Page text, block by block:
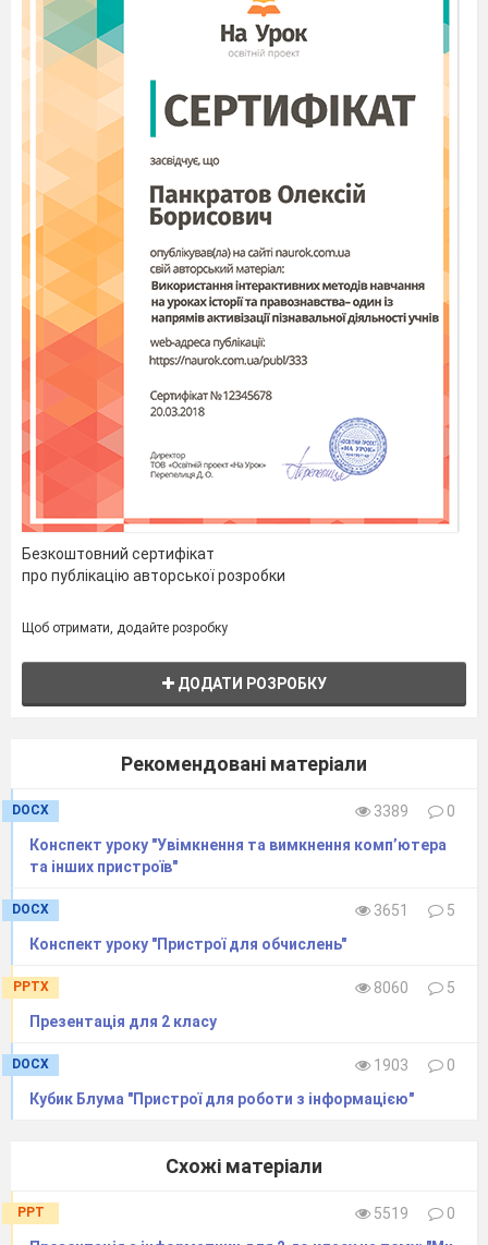
Безкоштовний сертифікат
про публікацію авторської розробки
Щоб отримати, додайте розробку
ДОДАТИ РОЗРОБКУ
Рекомендовані матеріали
DOCX 3389
0
Конспект уроку "Увімкнення та вимкнення комп’ютера
та інших пристроїв"
DOCX 3651
5
Конспект уроку "Пристрої для обчислень"
PPTX 8060
5
Презентація для 2 класу
DOCX 1903
0
Кубик Блума "Пристрої для роботи з інформацією"
Схожі матеріали
PPT 5519
0